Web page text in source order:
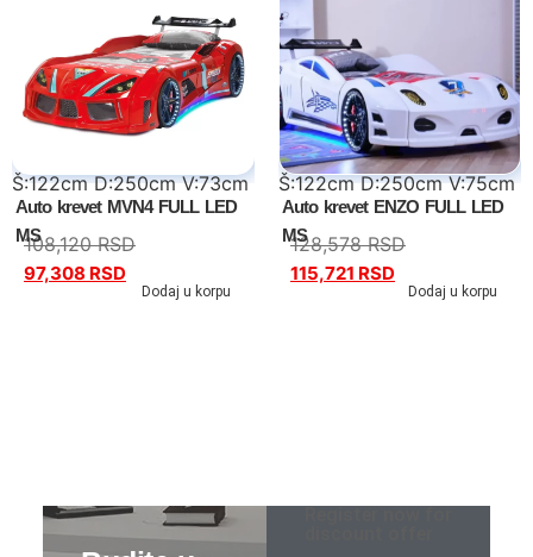
Š:122cm D:250cm V:73cm
Auto krevet MVN4 FULL LED
MS
108,120RSD
97,308 RSD
Dodaj u korpu
Š:122cm D:250cm V:75cm
Auto krevet ENZO FULL LED
MS
128,578RSD
115,721 RSD
Dodaj u korpu
Dečiji noćni stočići
Dečiji radni stolovi
Dečiji garderoberi
Dečije komode
Dečija ogledala
Kreveti na sprat